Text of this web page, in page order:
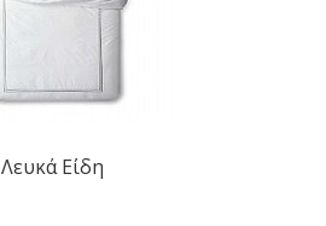
Λευκά Είδη